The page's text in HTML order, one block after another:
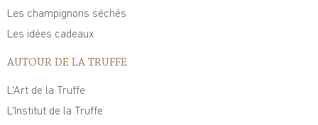
Les champignons séchés
Les idées cadeaux
AUTOUR DE LA TRUFFE
L'Art de la Truffe
L'Institut de la Truffe